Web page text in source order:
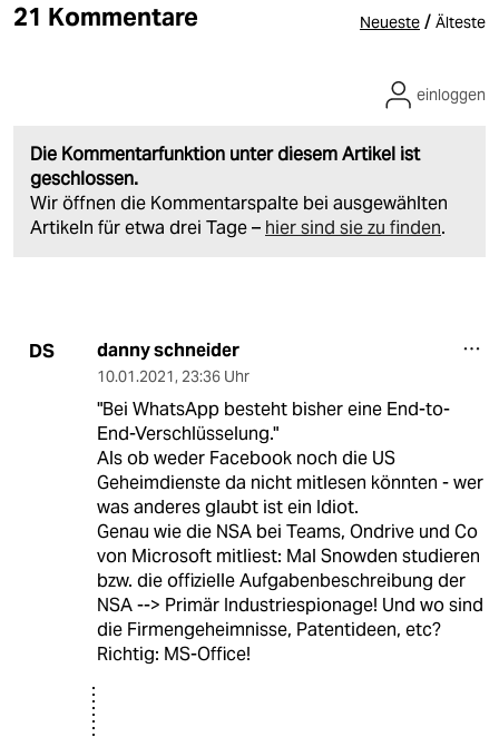
21 Kommentare Neueste / Älteste
Die Kommentarfunktion unter diesem Artikel ist
geschlossen.
Wir öffnen die Kommentarspalte bei ausgewählten
Artikeln für etwa drei Tage – hier sind sie zu finden.
einloggen
DS danny schneider
10.01.2021, 23:36 Uhr
"Bei WhatsApp besteht bisher eine End-to-
End-Verschlüsselung."
Als ob weder Facebook noch die US
Geheimdienste da nicht mitlesen könnten - wer
was anderes glaubt ist ein Idiot.
Genau wie die NSA bei Teams, Ondrive und Co
von Microsoft mitliest: Mal Snowden studieren
bzw. die offizielle Aufgabenbeschreibung der
NSA --> Primär Industriespionage! Und wo sind
die Firmengeheimnisse, Patentideen, etc?
Richtig: MS-Office!